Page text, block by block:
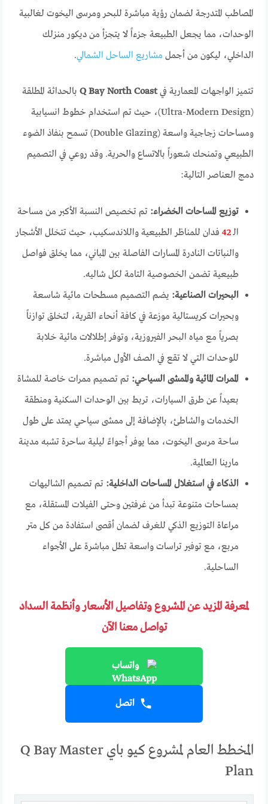
المصاطب المتدرجة لضمان رؤية مباشرة للبحر ومرسى اليخوت لغالبية
الوحدات، مما يجعل الطبيعة جزءاً لا يتجزأ من ديكور منزلك
الداخلي، ليكون من أجمل مشاريع الساحل الشمالي.
تتميز الواجهات المعمارية فيQ Bay North Coast بالحداثة المطلقة
(Ultra-Modern Design)، حيث تم استخدام خطوط انسيابية
ومساحات زجاجية واسعة (Double Glazing) تسمح بنفاذ الضوء
الطبيعي وتمنحك شعوراً بالاتساع والحرية. وقد روعي في التصميم
دمج العناصر التالية:
توزيع المساحات الخضراء: تم تخصيص النسبة الأكبر من مساحة
الـ42 فدان للمناظر الطبيعية واللاندسكيب، حيث تتخلل الأشجار
والنباتات النادرة المسارات الفاصلة بين المباني، مما يخلق فواصل
طبيعية تضمن الخصوصية التامة لكل شاليه.
البحيرات الصناعية: يضم التصميم مسطحات مائية شاسعة
وبحيرات كريستالية موزعة في كافة أنحاء القرية، لتخلق توازناً
بصرياً مع مياه البحر الفيروزية، وتوفر إطلالات مائية خلابة
للوحدات التي لا تقع في الصف الأول مباشرة.
الممرات المائية والممشى السياحي: تم تصميم ممرات خاصة للمشاة
بعيداً عن طرق السيارات، تربط بين الوحدات السكنية ومنطقة
الخدمات والشاطئ، بالإضافة إلى ممشى سياحي يمتد على طول
ساحة مرسى اليخوت، مما يوفر أجواءً ليلية ساحرة تشبه مدينة
مارينا العالمية.
الذكاء في استغلال المساحات الداخلية: تم تصميم الشاليهات
بمساحات متنوعة تبدأ من غرفتين وحتى الفيلات المستقلة، مع
مراعاة التوزيع الذكي للغرف لضمان أقصى استفادة من كل متر
مربع، مع توفير تراسات واسعة تطل مباشرة على الأجواء
الساحلية.
لمعرفة المزيد عن المشروع وتفاصيل الأسعار وأنظمة السداد
تواصل معنا الآن
واتساب
اتصل
المخطط العام لمشروع كيو باي Q Bay Master
Plan